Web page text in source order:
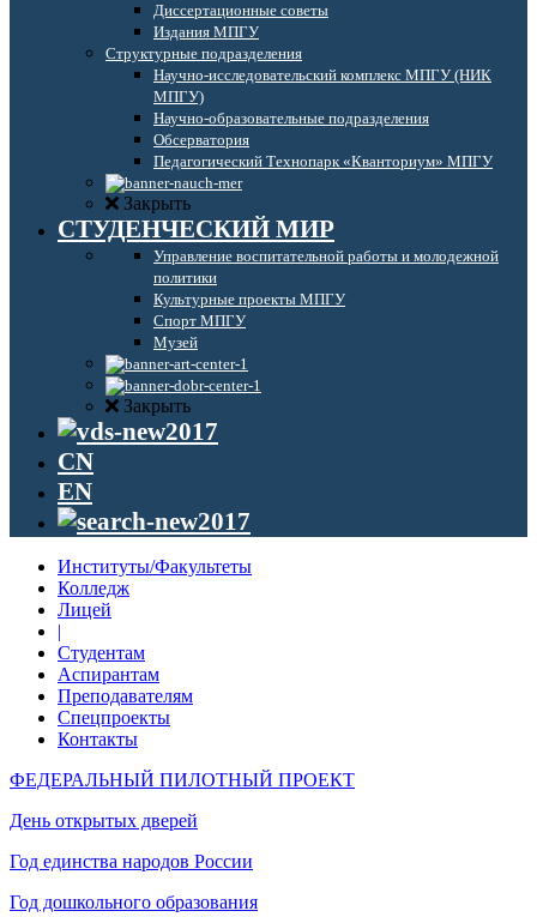
Диссертационные советы
Издания МПГУ
Структурные подразделения
Научно-исследовательский комплекс МПГУ (НИК
МПГУ)
Научно-образовательные подразделения
Обсерватория
Педагогический Технопарк «Кванториум» МПГУ
Закрыть
СТУДЕНЧЕСКИЙ МИР
Управление воспитательной работы и молодежной
политики
Культурные проекты МПГУ
Спорт МПГУ
Музей
Закрыть
CN
EN
Институты/Факультеты
Колледж
Лицей
|
Студентам
Аспирантам
Преподавателям
Спецпроекты
Контакты
ФЕДЕРАЛЬНЫЙ ПИЛОТНЫЙ ПРОЕКТ
День открытых дверей
Год единства народов России
Год дошкольного образования